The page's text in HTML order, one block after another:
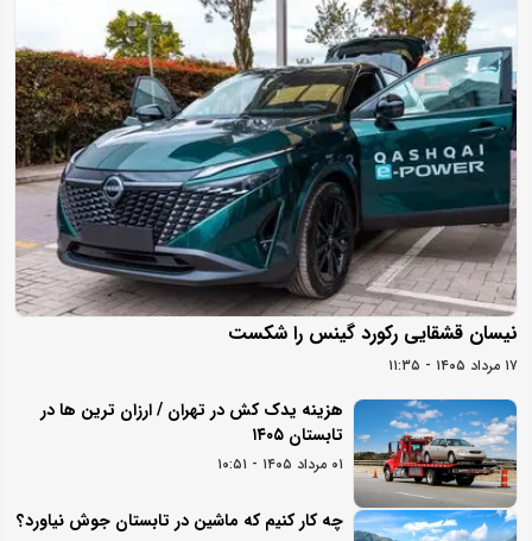
نیسان قشقایی رکورد گینس را شکست
۱۷ مرداد ۱۴۰۵ - ۱۱:۳۵
هزینه یدک کش در تهران / ارزان ترین ها در
تابستان ۱۴۰۵
۰۱ مرداد ۱۴۰۵ - ۱۰:۵۱
چه کار کنیم که ماشین در تابستان جوش نیاورد؟